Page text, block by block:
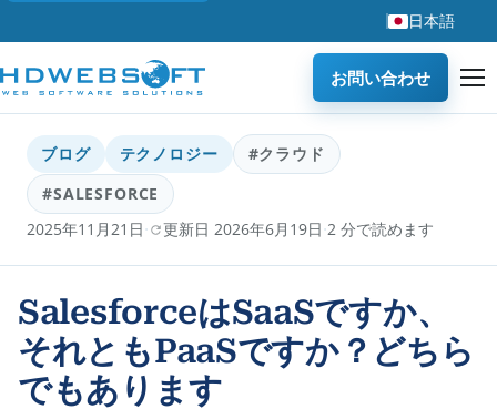
日本語
お問い合わせ
ブログ テクノロジー
#クラウド
#SALESFORCE
2025年11月21日· 更新日 2026年6月19日·2 分で読めます
SalesforceはSaaSですか、
それともPaaSですか？どちら
でもあります